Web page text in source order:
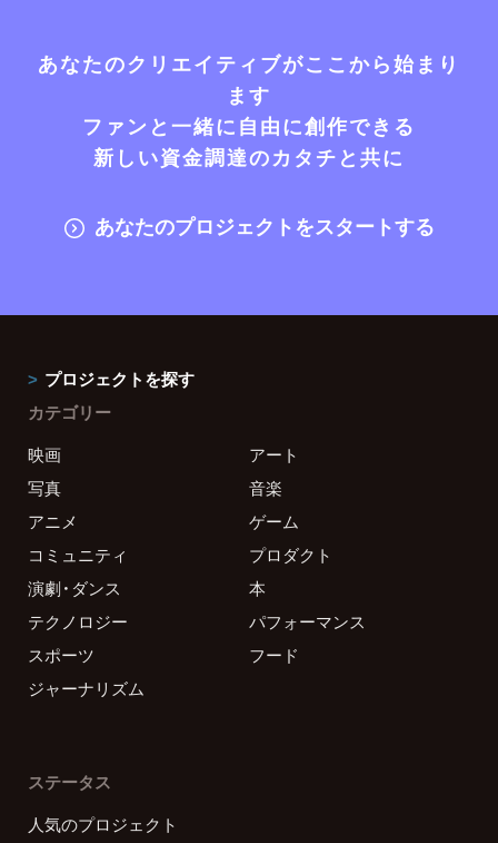
あなたのクリエイティブがここから始まり
ます
ファンと一緒に自由に創作できる
新しい資金調達のカタチと共に
あなたのプロジェクトをスタートする
プロジェクトを探す
カテゴリー
映画
アート
写真
音楽
アニメ
ゲーム
コミュニティ
プロダクト
演劇・ダンス
本
テクノロジー
パフォーマンス
スポーツ
フード
ジャーナリズム
ステータス
人気のプロジェクト